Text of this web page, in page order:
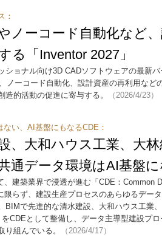
：
ノーコード自動化など
る「Inventor 2027」
ショナル向け3D CADソフトウェアの最新
ノーコード自動化、設計資産の再利用など
的活動の促進に寄与する。
（2026/4/23）
ない、AI基盤にもなるCDE：
、大和ハウス工業、大林
通データ環境はAI基盤
、建築業界で浸透が進む「CDE：Common
限らず、建設生産プロセスのあらゆるデー
BIMで先進的な清水建設、大和ハウス工業
CDEとして整備し、データ主導型建設プ
り組んでいる。
（2026/4/17）